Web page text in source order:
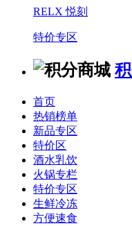
RELX 悦刻
特价专区
首页
热销榜单
新品专区
特价区
酒水乳饮
火锅专栏
特价专区
生鲜冷冻
方便速食